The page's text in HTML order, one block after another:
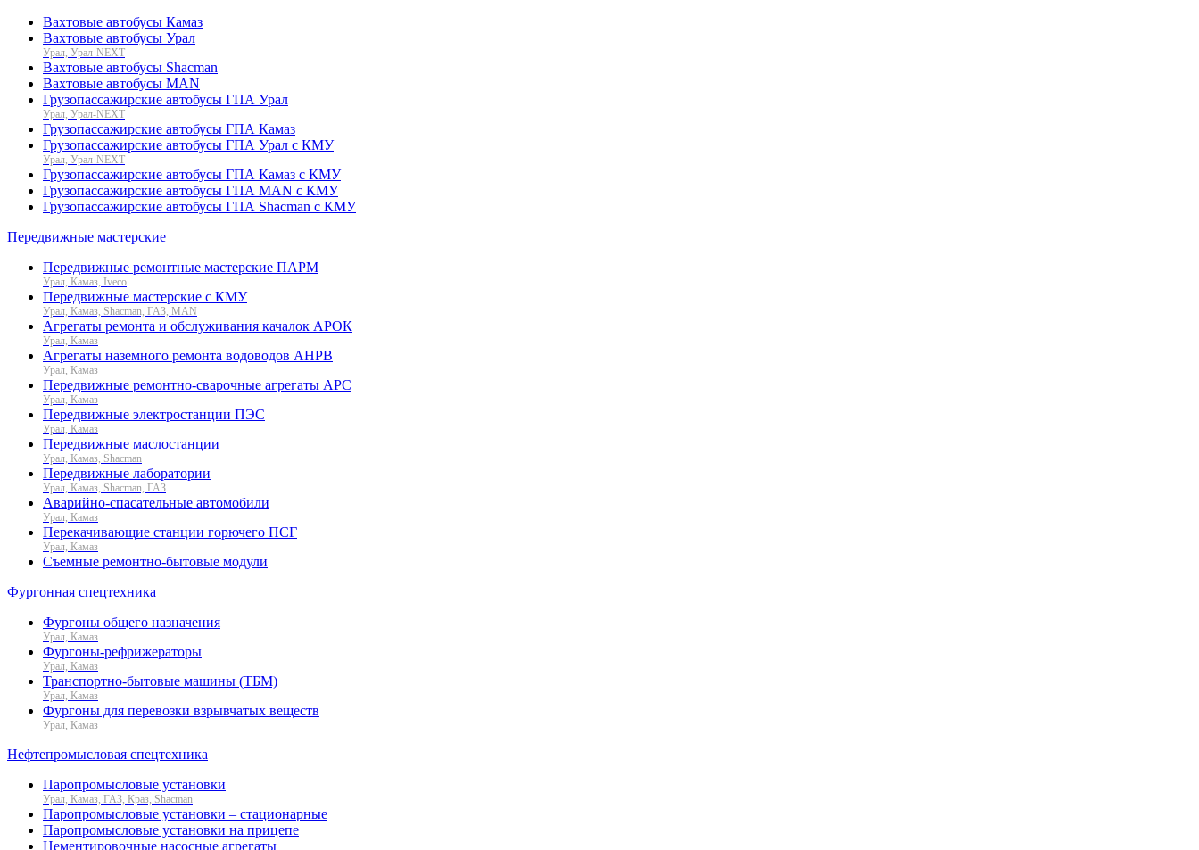
Вахтовые автобусы Камаз
Вахтовые автобусы Урал
Урал, Урал-NEXT
Вахтовые автобусы Shacman
Вахтовые автобусы MAN
Грузопассажирские автобусы ГПА Урал
Урал, Урал-NEXT
Грузопассажирские автобусы ГПА Камаз
Грузопассажирские автобусы ГПА Урал с КМУ
Урал, Урал-NEXT
Грузопассажирские автобусы ГПА Камаз с КМУ
Грузопассажирские автобусы ГПА MAN с КМУ
Грузопассажирские автобусы ГПА Shacman с КМУ
Передвижные мастерские
Передвижные ремонтные мастерские ПАРМ
Урал, Камаз, Iveco
Передвижные мастерские с КМУ
Урал, Камаз, Shacman, ГАЗ, MAN
Агрегаты ремонта и обслуживания качалок АРОК
Урал, Камаз
Агрегаты наземного ремонта водоводов АНРВ
Урал, Камаз
Передвижные ремонтно-сварочные агрегаты АРС
Урал, Камаз
Передвижные электростанции ПЭС
Урал, Камаз
Передвижные маслостанции
Урал, Камаз, Shacman
Передвижные лаборатории
Урал, Камаз, Shacman, ГАЗ
Аварийно-спасательные автомобили
Урал, Камаз
Перекачивающие станции горючего ПСГ
Урал, Камаз
Съемные ремонтно-бытовые модули
Фургонная спецтехника
Фургоны общего назначения
Урал, Камаз
Фургоны-рефрижераторы
Урал, Камаз
Транспортно-бытовые машины (ТБМ)
Урал, Камаз
Фургоны для перевозки взрывчатых веществ
Урал, Камаз
Нефтепромысловая спецтехника
Паропромысловые установки
Урал, Камаз, ГАЗ, Краз, Shacman
Паропромысловые установки – стационарные
Паропромысловые установки на прицепе
Цементировочные насосные агрегаты